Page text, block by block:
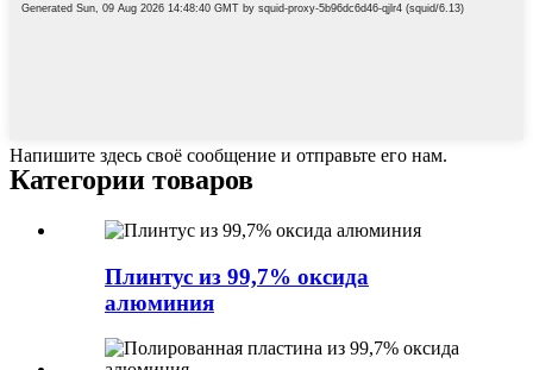
Напишите здесь своё сообщение и отправьте его нам.
Категории товаров
Плинтус из 99,7% оксида
алюминия